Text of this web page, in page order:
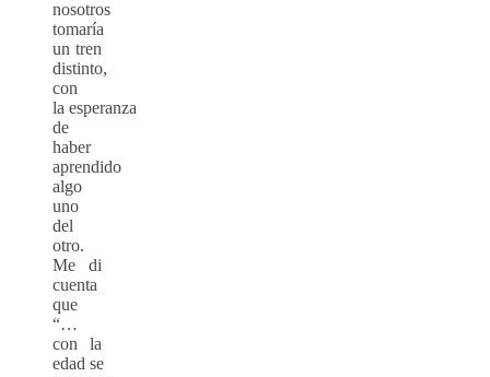
nosotros
tomaría
un tren
distinto,
con
la esperanza
de
haber
aprendido
algo
uno
del
otro.
Me di
cuenta
que
“…
con la
edad se